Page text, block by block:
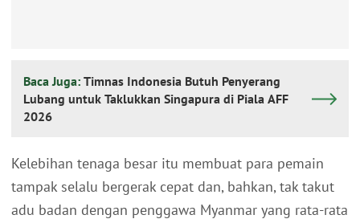
Baca Juga: Timnas Indonesia Butuh Penyerang
Lubang untuk Taklukkan Singapura di Piala AFF
2026
Kelebihan tenaga besar itu membuat para pemain
tampak selalu bergerak cepat dan, bahkan, tak takut
adu badan dengan penggawa Myanmar yang rata-rata